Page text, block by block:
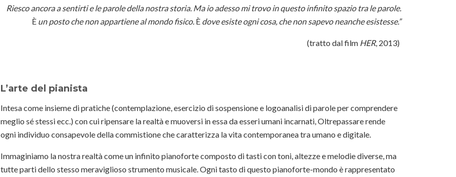
Riesco ancora a sentirti e le parole della nostra storia. Ma io adesso mi trovo in questo infinito spazio tra le parole.
È un posto che non appartiene al mondo fisico. È dove esiste ogni cosa, che non sapevo neanche esistesse.”
(tratto dal film HER, 2013)
L’arte del pianista
Intesa come insieme di pratiche (contemplazione, esercizio di sospensione e logoanalisi di parole per comprendere
meglio sé stessi ecc.) con cui ripensare la realtà e muoversi in essa da esseri umani incarnati, Oltrepassare rende
ogni individuo consapevole della commistione che caratterizza la vita contemporanea tra umano e digitale.
Immaginiamo la nostra realtà come un infinito pianoforte composto di tasti con toni, altezze e melodie diverse, ma
tutte parti dello stesso meraviglioso strumento musicale. Ogni tasto di questo pianoforte-mondo è rappresentato